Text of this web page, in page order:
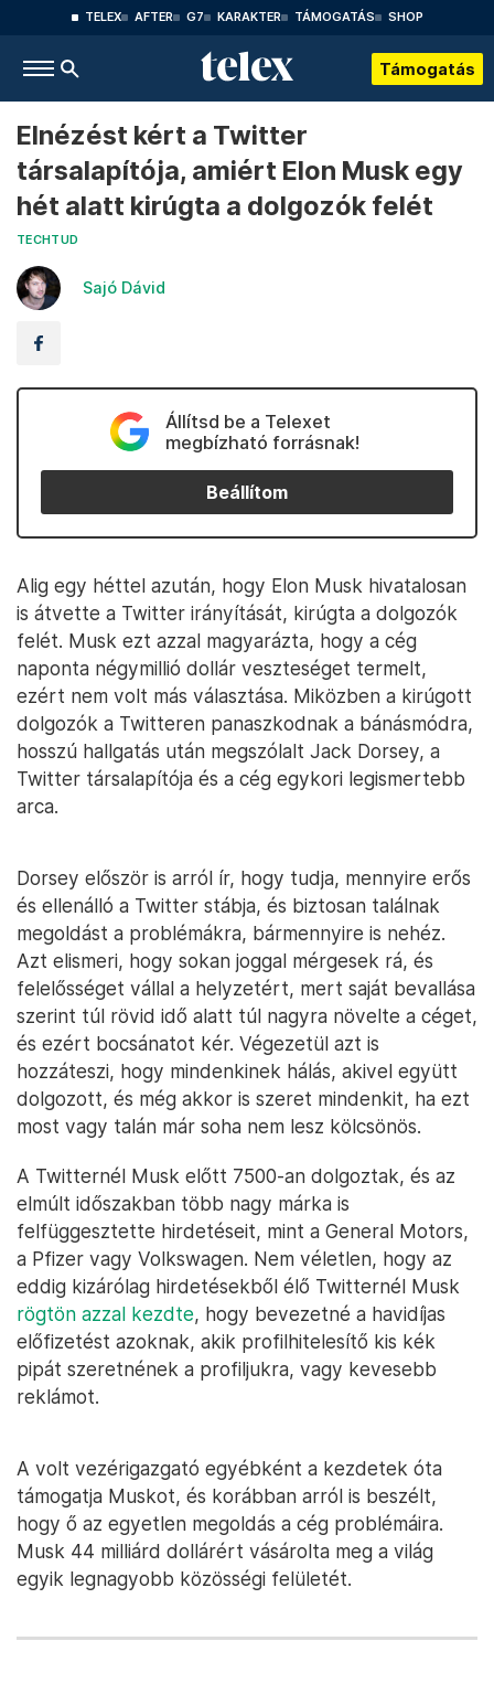
TELEX AFTER G7 KARAKTER TÁMOGATÁS SHOP
Támogatás
Elnézést kért a Twitter
társalapítója, amiért Elon Musk egy
hét alatt kirúgta a dolgozók felét
TECHTUD
Sajó Dávid
Állítsd be a Telexet
megbízható forrásnak!
Beállítom
Alig egy héttel azután, hogy Elon Musk hivatalosan
is átvette a Twitter irányítását, kirúgta a dolgozók
felét. Musk ezt azzal magyarázta, hogy a cég
naponta négymillió dollár veszteséget termelt,
ezért nem volt más választása. Miközben a kirúgott
dolgozók a Twitteren panaszkodnak a bánásmódra,
hosszú hallgatás után megszólalt Jack Dorsey, a
Twitter társalapítója és a cég egykori legismertebb
arca.
Dorsey először is arról ír, hogy tudja, mennyire erős
és ellenálló a Twitter stábja, és biztosan találnak
megoldást a problémákra, bármennyire is nehéz.
Azt elismeri, hogy sokan joggal mérgesek rá, és
felelősséget vállal a helyzetért, mert saját bevallása
szerint túl rövid idő alatt túl nagyra növelte a céget,
és ezért bocsánatot kér. Végezetül azt is
hozzáteszi, hogy mindenkinek hálás, akivel együtt
dolgozott, és még akkor is szeret mindenkit, ha ezt
most vagy talán már soha nem lesz kölcsönös.
A Twitternél Musk előtt 7500-an dolgoztak, és az
elmúlt időszakban több nagy márka is
felfüggesztette hirdetéseit, mint a General Motors,
a Pfizer vagy Volkswagen. Nem véletlen, hogy az
eddig kizárólag hirdetésekből élő Twitternél Musk
rögtön azzal kezdte, hogy bevezetné a havidíjas
előfizetést azoknak, akik profilhitelesítő kis kék
pipát szeretnének a profiljukra, vagy kevesebb
reklámot.
A volt vezérigazgató egyébként a kezdetek óta
támogatja Muskot, és korábban arról is beszélt,
hogy ő az egyetlen megoldás a cég problémáira.
Musk 44 milliárd dollárért vásárolta meg a világ
egyik legnagyobb közösségi felületét.